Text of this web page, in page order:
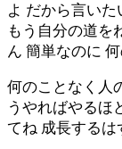
よ だから言い
もう自分の道を
ん 簡単なのに
何のことなく人
うやればやるほ
てね 成長する